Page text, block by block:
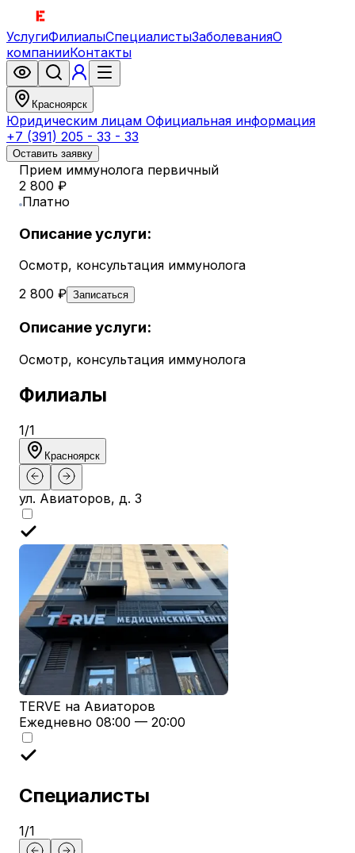
УслугиФилиалыСпециалистыЗаболеванияО
компанииКонтакты
Красноярск
Юридическим лицам Официальная информация
+7 (391) 205 - 33 - 33
Оставить заявку
Прием иммунолога первичный
2 800 ₽
Платно
Описание услуги:
Осмотр, консультация иммунолога
2 800 ₽ Записаться
Описание услуги:
Осмотр, консультация иммунолога
Филиалы
1/1
Красноярск
ул. Авиаторов, д. 3
TERVE на Авиаторов
Ежедневно 08:00 — 20:00
Специалисты
1/1